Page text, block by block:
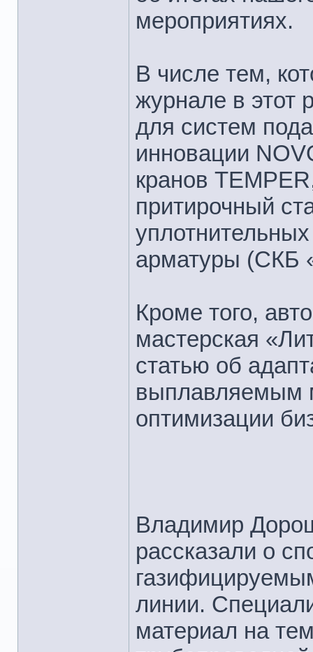
мероприятиях.
В числе тем,
журнале в этот
для систем
инновации
кранов
притирочный
арматуры
Кроме того,
мастерская
статью об
выплавляемым
оптимизации
Владимир
рассказали о
линии.
материал на